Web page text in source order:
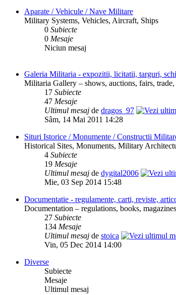
Aparate / Vehicule / Nave Militare
Military Systems, Vehicles, Aircraft, Ships
0 Subiecte
0 Mesaje
Niciun mesaj
Galeria Militaria - expozitii, licitatii, targuri,
Militaria Gallery – shows, auctions, fairs, trade,
17 Subiecte
47 Mesaje
Ultimul mesaj de dragos_97
Sâm, 14 Mai 2011 14:28
Situri Istorice / Monumente / Constructii
Historical Sites, Monuments, Military
4 Subiecte
19 Mesaje
Ultimul mesaj de dygital2006
Mie, 03 Sep 2014 15:48
Documentatie - regulamente, carti, reviste,
Documentation – regulations, books,
27 Subiecte
134 Mesaje
Ultimul mesaj de stoica
Vin, 05 Dec 2014 14:00
Diverse
Subiecte
Mesaje
Ultimul mesaj